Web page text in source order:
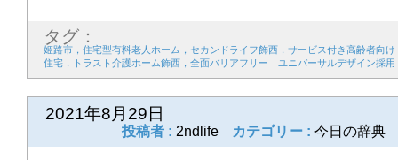
タグ：
姫路市，住宅型有料老人ホーム，セカンドライフ飾西，サービス付き高齢者向け
住宅，トラスト介護ホーム飾西，全面バリアフリー ユニバーサルデザイン採用
2021年8月29日
投稿者 : 2ndlife カテゴリー : 今日の辞典